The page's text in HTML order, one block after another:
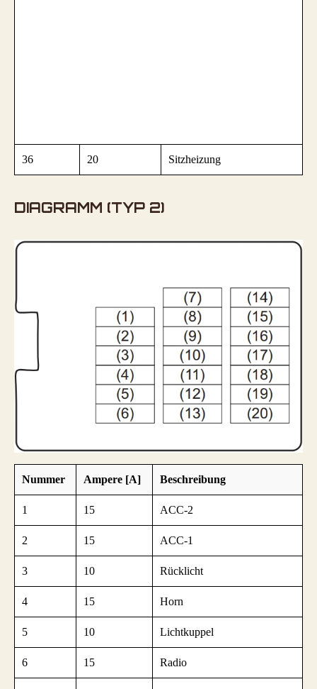
36 20 Sitzheizung
DIAGRAMM (TYP 2)
Nummer Ampere [A] Beschreibung
1 15 ACC-2
2 15 ACC-1
3 10 Rücklicht
4 15 Horn
5 10 Lichtkuppel
6 15 Radio